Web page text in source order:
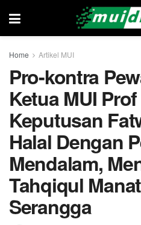
Home Artikel MUI
Pro-kontra
Ketua MUI
Keputusan
Halal Dengan
Mendalam,
Tahqiqul
Serangga